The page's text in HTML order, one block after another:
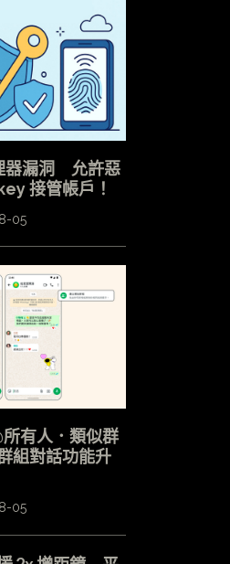
器漏洞 允許惡
接管帳戶！
05
有人．類似群
對話功能升
05